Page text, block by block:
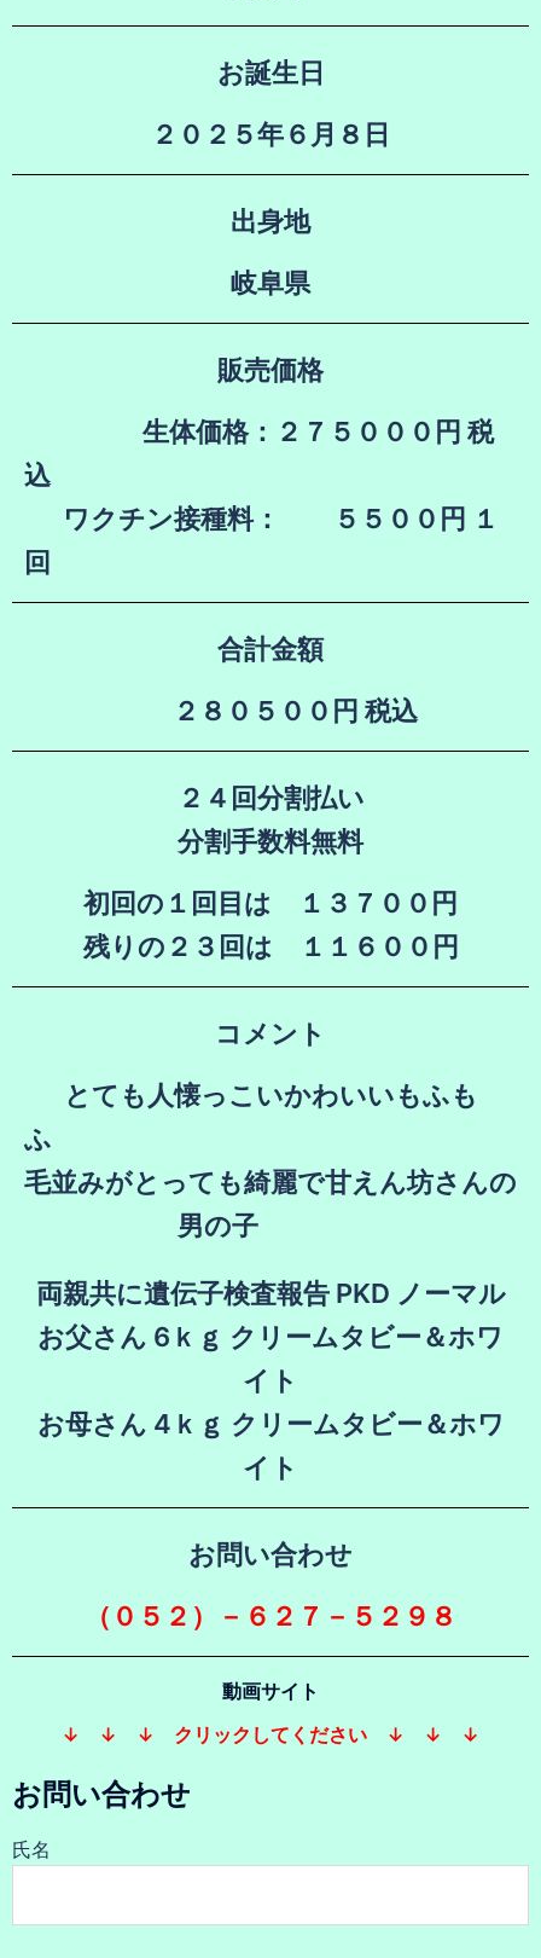
お誕生日
２０２５年６月８日
出身地
岐阜県
販売価格
生体価格：２７５０００円 税
込
ワクチン接種料： ５５００円 １
回
合計金額
２８０５００円 税込
２４回分割払い
分割手数料無料
初回の１回目は １３７００円
残りの２３回は １１６００円
コメント
とても人懐っこいかわいいもふも
毛並みがとっても綺麗で甘えん坊さんの
男の子
両親共に遺伝子検査報告 PKD ノーマル
お父さん 6ｋｇ クリームタビー＆ホワ
イト
お母さん 4ｋｇ クリームタビー＆ホワ
イト
お問い合わせ
（０５２）－６２７－５２９８
動画サイト
↓ ↓ ↓ クリックしてください ↓ ↓ ↓
お問い合わせ
氏名